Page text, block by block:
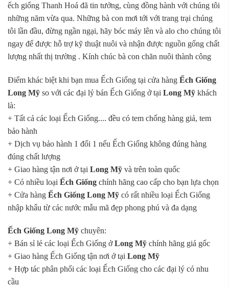
ếch giống Thanh Hoá đã tin tưởng, cùng đồng hành với chúng tôi
những năm vừa qua. Những bà con mơi tới với trang trại chúng
tôi lần đầu, đừng ngần ngại, hãy bóc máy lên và alo cho chúng tôi
ngay để được hỗ trợ kỹ thuật nuôi và nhận được nguồn gống chất
lượng nhất thị trường . Kính chúc bà con chăn nuôi thành công
Điểm khác biệt khi bạn mua Ếch Giống tại cửa hàng Ếch Giống
Long Mỹ so với các đại lý bán Ếch Giống ở tại Long Mỹ khách
là:
+ Tất cả các loại Ếch Giống.... đều có tem chống hàng giả, tem
bảo hành
+ Dịch vụ bảo hành 1 đổi 1 nếu Ếch Giống không đúng hàng
đúng chất lượng
+ Giao hàng tận nơi ở tại Long Mỹ và trên toàn quốc
+ Có nhiều loại Ếch Giống chính hãng cao cấp cho bạn lựa chọn
+ Cửa hàng Ếch Giống Long Mỹ có rất nhiều loại Ếch Giống
nhập khẩu từ các nước mẫu mã đẹp phong phú và đa dạng
Ếch Giống Long Mỹ chuyên:
+ Bán sỉ lẻ các loại Ếch Giống ởLong Mỹ chính hãng giá gốc
+ Giao hàng Ếch Giống tận nơi ở tại Long Mỹ
+ Hợp tác phân phối các loại Ếch Giống cho các đại lý có nhu
cầu